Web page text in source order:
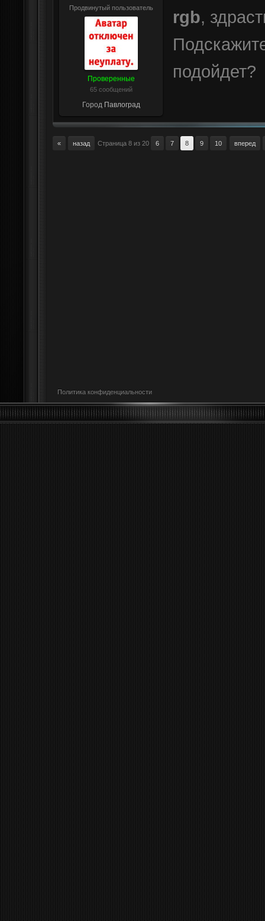
Продвинутый пользователь
Проверенные
65 сообщений
Город Павлоград
rgb,
подойдет?
« назад Страница 8 из 20 6 7 8 9 10 вперед
Политика конфиденциальности